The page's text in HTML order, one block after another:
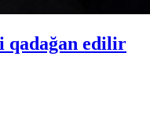
qadağan edilir